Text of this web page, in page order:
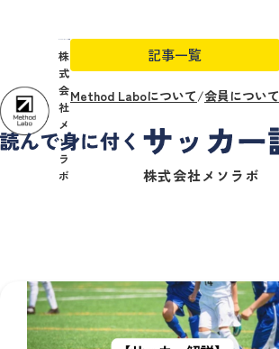
株
式
会
社
メ
ソ
ラ
ボ
記事一覧
Method Laboについて/会員について
株式会社メソラボ